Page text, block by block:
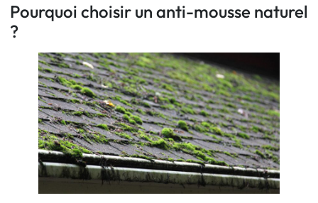
Pourquoi choisir un anti-mousse naturel
?